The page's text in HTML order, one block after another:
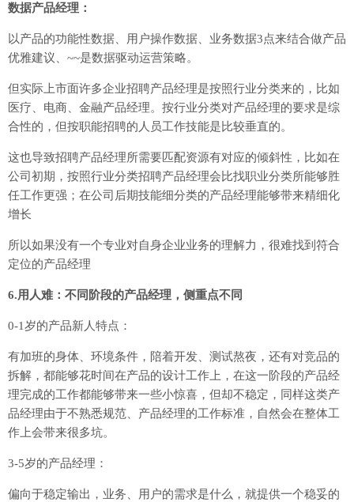
数据产品经理：
以产品的功能性数据、用户操作数据、业务数据3点来结合做产品
优雅建议、~~是数据驱动运营策略。
但实际上市面许多企业招聘产品经理是按照行业分类来的，比如
医疗、电商、金融产品经理。按行业分类对产品经理的要求是综
合性的，但按职能招聘的人员工作技能是比较垂直的。
这也导致招聘产品经理所需要匹配资源有对应的倾斜性，比如在
公司初期，按照行业分类招聘产品经理会比找职业分类所能够胜
任工作更强；在公司后期技能细分类的产品经理能够带来精细化
增长
所以如果没有一个专业对自身企业业务的理解力，很难找到符合
定位的产品经理
6.用人难：不同阶段的产品经理，侧重点不同
0-1岁的产品新人特点：
有加班的身体、环境条件，陪着开发、测试熬夜，还有对竞品的
拆解，都能够花时间在产品的设计工作上，在这一阶段的产品经
理完成的工作都能够带来一些小惊喜，但却不稳定，同样这类产
品经理由于不熟悉规范、产品经理的工作标准，自然会在整体工
作上会带来很多坑。
3-5岁的产品经理：
偏向于稳定输出，业务、用户的需求是什么，就提供一个稳妥的